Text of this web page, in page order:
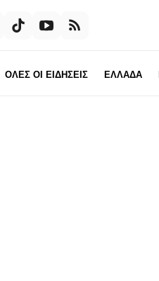
ΟΛΕΣ ΟΙ ΕΙΔΗΣΕΙΣ ΕΛΛΑΔΑ